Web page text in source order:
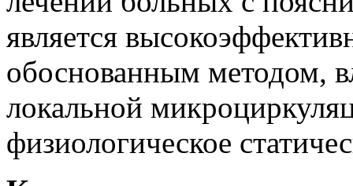
является
обоснованным методом,
локальной
физиологическое